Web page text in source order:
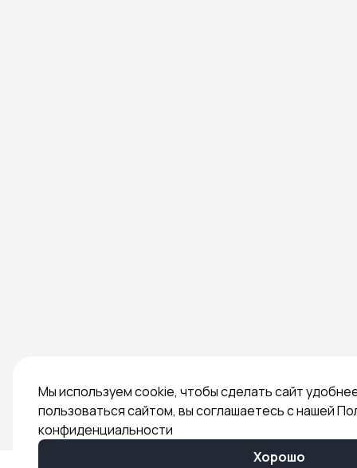
Мы используем cookie, чтобы сделать сайт
пользоваться сайтом, вы соглашаетесь с нашей
конфиденциальности
Хорошо